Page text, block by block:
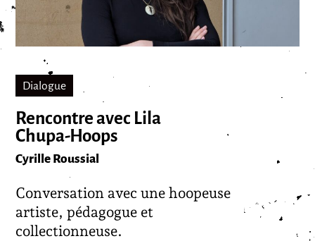
Dialogue
Rencontre avec Lila
Chupa-Hoops
Cyrille Roussial
Conversation avec une hoopeuse
artiste, pédagogue et
collectionneuse.